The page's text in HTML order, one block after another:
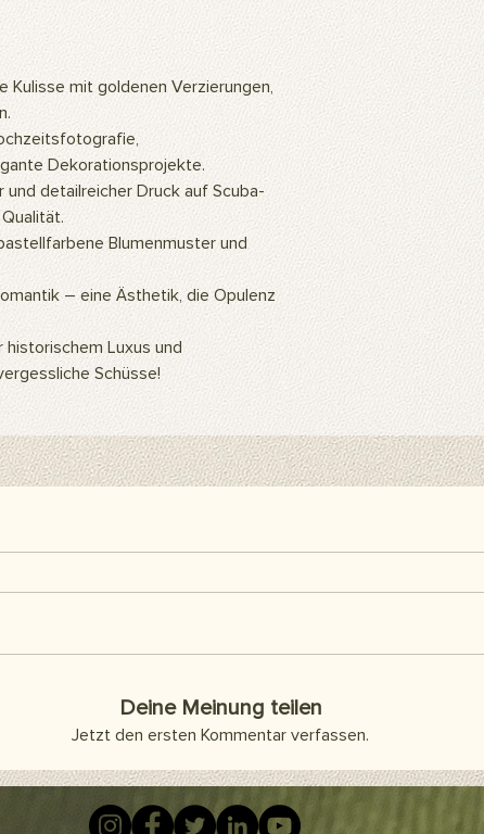
Kulisse mit goldenen Verzierungen,
Dekorationsprojekte.
und detailreicher Druck auf Scuba-
Blumenmuster und
– eine Ästhetik, die Opulenz
Luxus und
Schüsse!
Wie wird das Produkt
Unsere Produkte
oder mit einem
Wofür wird das Produkt
professionelle
auch als
Wohn- oder
Wand gehängt
unserer Produkte, die
erstellt wurden,
Wie wird das Produkt
Für die Verwendung
ein
einfach mit speziellen
befestigen. Wenn Sie
anbringen möchten,
Klebeband oder
Artikel sind separat
enthalten.
Deine Meinung teilen
Jetzt den ersten Kommentar verfassen.